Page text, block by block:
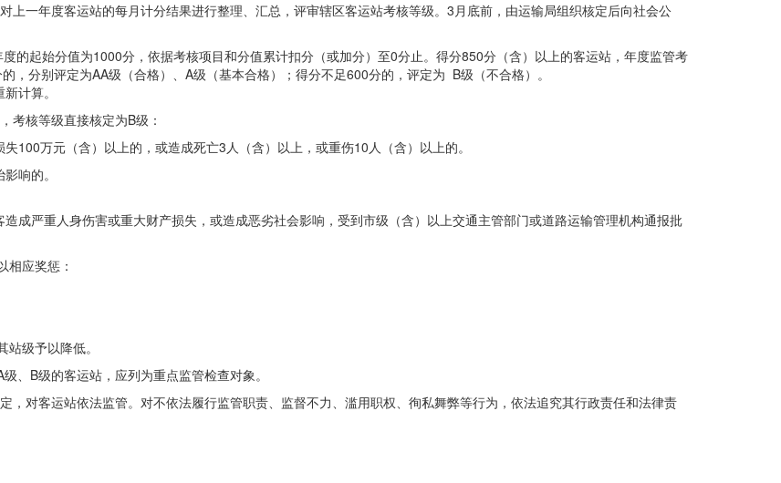
上一年度客运站的每月计分结果进行整理、汇总，评审辖区客运站考核等级。3月底前，由运输局组织核定后向社会公
的起始分值为1000分，依据考核项目和分值累计扣分（或加分）至0分止。得分850分（含）以上的客运站，年度监管考
，分别评定为AA级（合格）、A级（基本合格）；得分不足600分的，评定为 B级（不合格）。
计算。
考核等级直接核定为B级：
100万元（含）以上的，或造成死亡3人（含）以上，或重伤10人（含）以上的。
响的。
成严重人身伤害或重大财产损失，或造成恶劣社会影响，受到市级（含）以上交通主管部门或道路运输管理机构通报批
相应奖惩：
级予以降低。
、B级的客运站，应列为重点监管检查对象。
，对客运站依法监管。对不依法履行监管职责、监督不力、滥用职权、徇私舞弊等行为，依法追究其行政责任和法律责